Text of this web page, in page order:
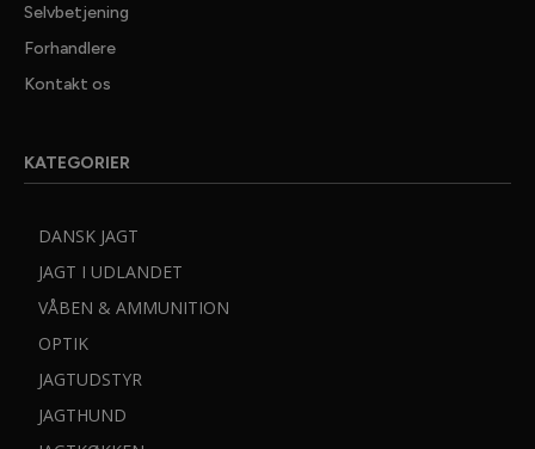
Selvbetjening
Forhandlere
Kontakt os
KATEGORIER
DANSK JAGT
JAGT I UDLANDET
VÅBEN & AMMUNITION
OPTIK
JAGTUDSTYR
JAGTHUND
25.000 jaegere tager ikke fejl. De far Danmarks bedste
fra jagtens verden, dybdegaende artikler med test
jagtudstyr, vaaben og optik samt spaendende
Du kan til enhver tid afmelde dig med et enkelt klik.